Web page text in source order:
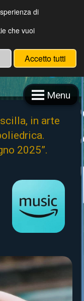
wolves
Menu
in arte
2025”.
di
che vuoi
Accetto tutti